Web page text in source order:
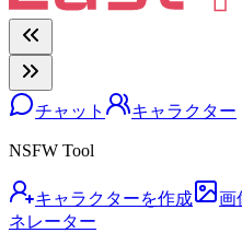
チャット キャラクター
NSFW Tool
キャラクターを作成 画
ネレーター